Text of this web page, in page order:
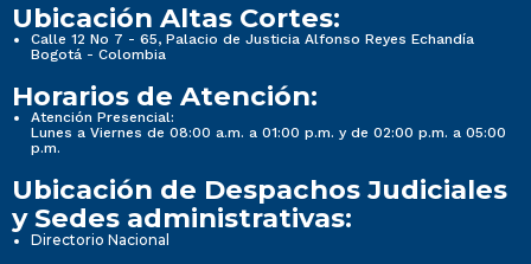
Ubicación Altas Cortes:
Calle 12 No 7 - 65, Palacio de Justicia Alfonso Reyes Echandía
Bogotá - Colombia
Horarios de Atención:
Atención Presencial:
Lunes a Viernes de 08:00 a.m. a 01:00 p.m. y de 02:00 p.m. a 05:00
p.m.
Ubicación de Despachos Judiciales
y Sedes administrativas:
Directorio Nacional